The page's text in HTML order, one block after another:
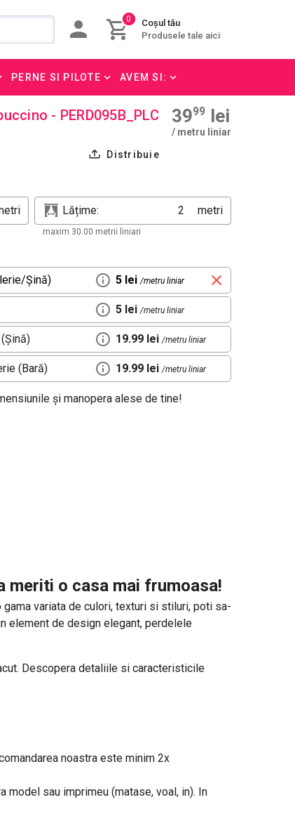
0
Coșul tău
Produsele tale aici
PERNE SI PILOTE AVEM SI:
- PERD095B_PLC
Distribuie
3999 lei
/ metru liniar
Lățime: metri
maxim 30.00 metrii liniari
Șină) 5 lei /metru liniar
5 lei /metru liniar
19.99 lei /metru liniar
(Bară) 19.99 lei /metru liniar
și manopera alese de tine!
meriti o casa mai frumoasa!
variata de culori, texturi si stiluri, poti sa-
element de design elegant, perdelele
Descopera detaliile si caracteristicile
noastra este minim 2x
sau imprimeu (matase, voal, in). In